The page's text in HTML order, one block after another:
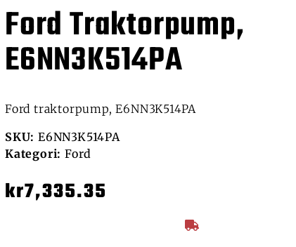
Ford Traktorpump,
E6NN3K514PA
Ford traktorpump, E6NN3K514PA
SKU: E6NN3K514PA
Kategori: Ford
kr7,335.35